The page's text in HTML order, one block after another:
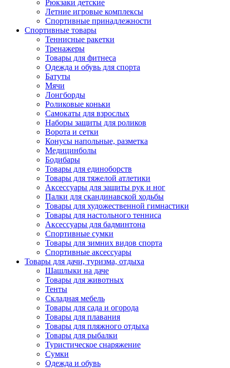
Рюкзаки детские
Летние игровые комплексы
Спортивные принадлежности
Спортивные товары
Теннисные ракетки
Тренажеры
Товары для фитнеса
Одежда и обувь для спорта
Батуты
Мячи
Лонгборды
Роликовые коньки
Самокаты для взрослых
Наборы защиты для роликов
Ворота и сетки
Конусы напольные, разметка
Медицинболы
Бодибары
Товары для единоборств
Товары для тяжелой атлетики
Аксессуары для защиты рук и ног
Палки для скандинавской ходьбы
Товары для художественной гимнастики
Товары для настольного тенниса
Аксессуары для бадминтона
Спортивные сумки
Товары для зимних видов спорта
Спортивные аксессуары
Товары для дачи, туризма, отдыха
Шашлыки на даче
Товары для животных
Тенты
Складная мебель
Товары для сада и огорода
Товары для плавания
Товары для пляжного отдыха
Товары для рыбалки
Туристическое снаряжение
Сумки
Одежда и обувь